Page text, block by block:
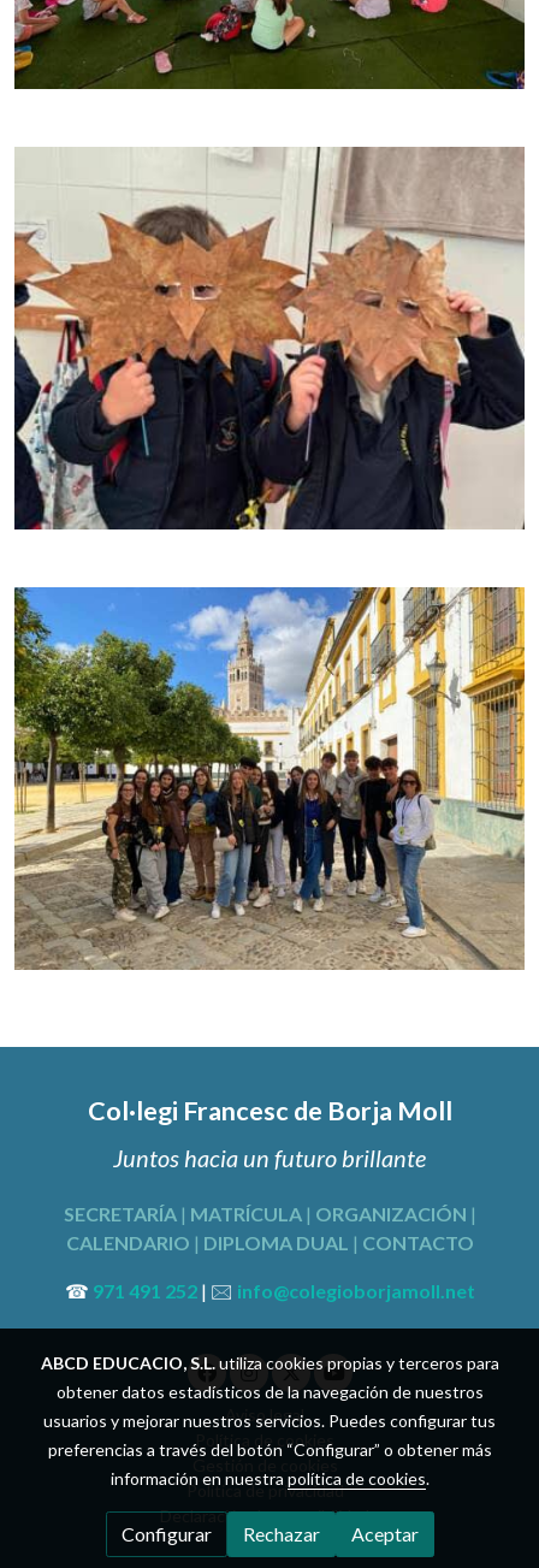
Col·legi Francesc de Borja Moll
Juntos hacia un futuro brillante
SECRETARÍA | MATRÍCULA | ORGANIZACIÓN |
CALENDARIO | DIPLOMA DUAL | CONTACTO
☎ 971 491 252| 🖂 info@colegioborjamoll.net
Aviso legal
Política de cookies
Gestión de cookies
Política de privacidad
Declaración de accesibilidad
ABCD EDUCACIO, S.L.utiliza cookies propias y terceros para
obtener datos estadísticos de la navegación de nuestros
usuarios y mejorar nuestros servicios. Puedes configurar tus
preferencias a través del botón “Configurar” o obtener más
información en nuestra política de cookies.
Configurar Rechazar Aceptar